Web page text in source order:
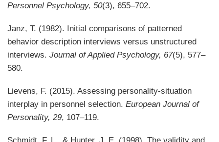
Personnel Psychology, 50(3), 655–702.
Janz, T. (1982). Initial comparisons of patterned
behavior description interviews versus unstructured
interviews. Journal of Applied Psychology, 67(5), 577–
580.
Lievens, F. (2015). Assessing personality-situation
interplay in personnel selection. European Journal of
Personality, 29, 107–119.